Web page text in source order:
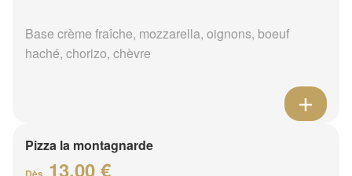
Base crème fraîche, mozzarella, oignons, boeuf
haché, chorizo, chèvre
Pizza la montagnarde
13.00 €